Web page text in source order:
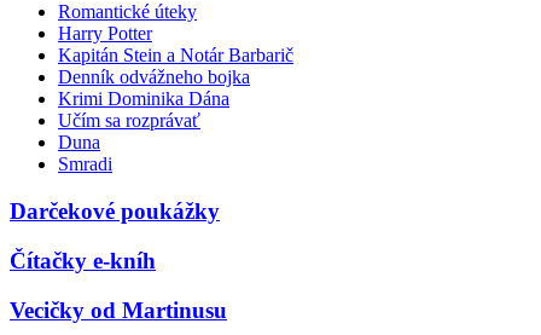
Romantické úteky
Harry Potter
Kapitán Stein a Notár Barbarič
Denník odvážneho bojka
Krimi Dominika Dána
Učím sa rozprávať
Duna
Smradi
Darčekové poukážky
Čítačky e-kníh
Vecičky od Martinusu